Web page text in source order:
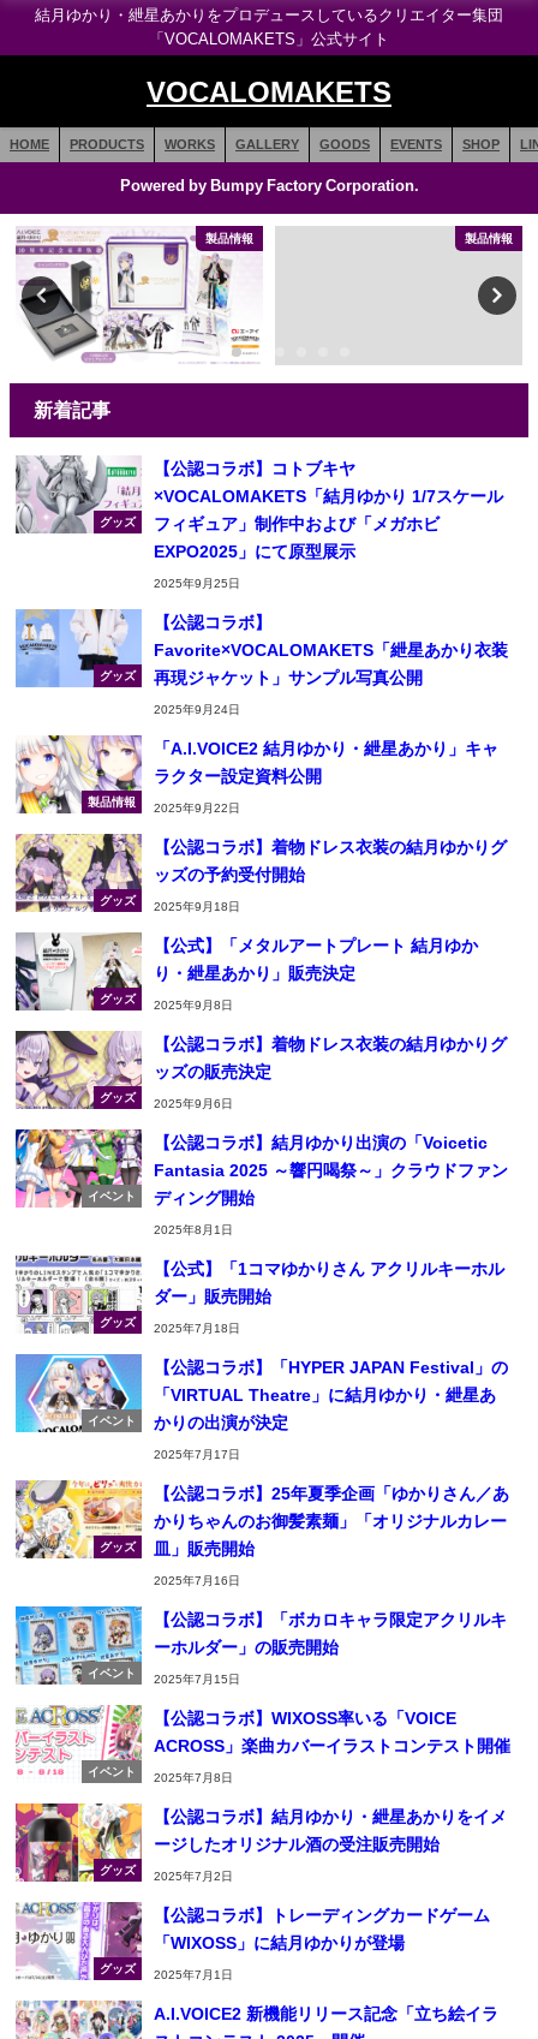
結月ゆかり・紲星あかりをプロデュースしているクリエイター集団
「VOCALOMAKETS」公式サイト
VOCALOMAKETS
HOME PRODUCTS WORKS GALLERY GOODS EVENTS SHOP
Powered by Bumpy Factory Corporation.
製品情報 製品情報
新着記事
グッズ
【公認コラボ】コトブキヤ
×VOCALOMAKETS「結月ゆかり 1/7スケール
フィギュア」制作中および「メガホビ
EXPO2025」にて原型展示
2025年9月25日
グッズ
【公認コラボ】
Favorite×VOCALOMAKETS「紲星あかり衣装
再現ジャケット」サンプル写真公開
2025年9月24日
製品情報
「A.I.VOICE2 結月ゆかり・紲星あかり」キャ
ラクター設定資料公開
2025年9月22日
グッズ
【公認コラボ】着物ドレス衣装の結月ゆかりグ
ッズの予約受付開始
2025年9月18日
グッズ
【公式】「メタルアートプレート 結月ゆか
り・紲星あかり」販売決定
2025年9月8日
グッズ
【公認コラボ】着物ドレス衣装の結月ゆかりグ
ッズの販売決定
2025年9月6日
イベント
【公認コラボ】結月ゆかり出演の「Voicetic
Fantasia 2025 ～響円喝祭～」クラウドファン
ディング開始
2025年8月1日
グッズ
【公式】「1コマゆかりさん アクリルキーホル
ダー」販売開始
2025年7月18日
イベント
【公認コラボ】「HYPER JAPAN Festival」の
「VIRTUAL Theatre」に結月ゆかり・紲星あ
かりの出演が決定
2025年7月17日
グッズ
【公認コラボ】25年夏季企画「ゆかりさん／あ
かりちゃんのお御髪素麺」「オリジナルカレー
皿」販売開始
2025年7月16日
イベント
【公認コラボ】「ボカロキャラ限定アクリルキ
ーホルダー」の販売開始
2025年7月15日
イベント
【公認コラボ】WIXOSS率いる「VOICE
ACROSS」楽曲カバーイラストコンテスト開催
2025年7月8日
グッズ
【公認コラボ】結月ゆかり・紲星あかりをイメ
ージしたオリジナル酒の受注販売開始
2025年7月2日
グッズ
【公認コラボ】トレーディングカードゲーム
「WIXOSS」に結月ゆかりが登場
2025年7月1日
A.I.VOICE2 新機能リリース記念「立ち絵イラ